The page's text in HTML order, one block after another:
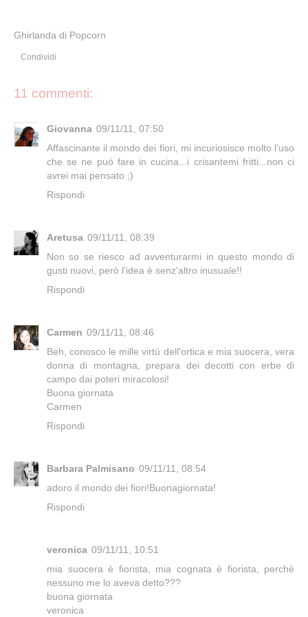
Ghirlanda di Popcorn
Condividi
11 commenti:
Giovanna 09/11/11, 07:50
Affascinante il mondo dei fiori, mi incuriosisce molto l'uso
che se ne può fare in cucina...i crisantemi fritti...non ci
avrei mai pensato ;)
Rispondi
Aretusa 09/11/11, 08:39
Non so se riesco ad avventurarmi in questo mondo di
gusti nuovi, però l'idea è senz'altro inusuale!!
Rispondi
Carmen 09/11/11, 08:46
Beh, conosco le mille virtù dell'ortica e mia suocera, vera
donna di montagna, prepara dei decotti con erbe di
campo dai poteri miracolosi!
Buona giornata
Carmen
Rispondi
Barbara Palmisano 09/11/11, 08:54
adoro il mondo dei fiori!Buonagiornata!
Rispondi
veronica 09/11/11, 10:51
mia suocera è fiorista, mia cognata è fiorista, perchè
nessuno me lo aveva detto???
buona giornata
veronica